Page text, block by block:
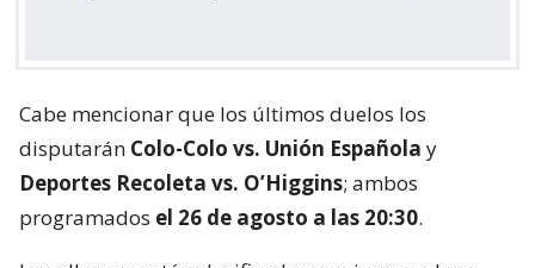
Cabe mencionar que los últimos duelos los
disputarán Colo-Colo vs. Unión Española y
Deportes Recoleta vs. O’Higgins; ambos
programados el 26 de agosto a las 20:30.